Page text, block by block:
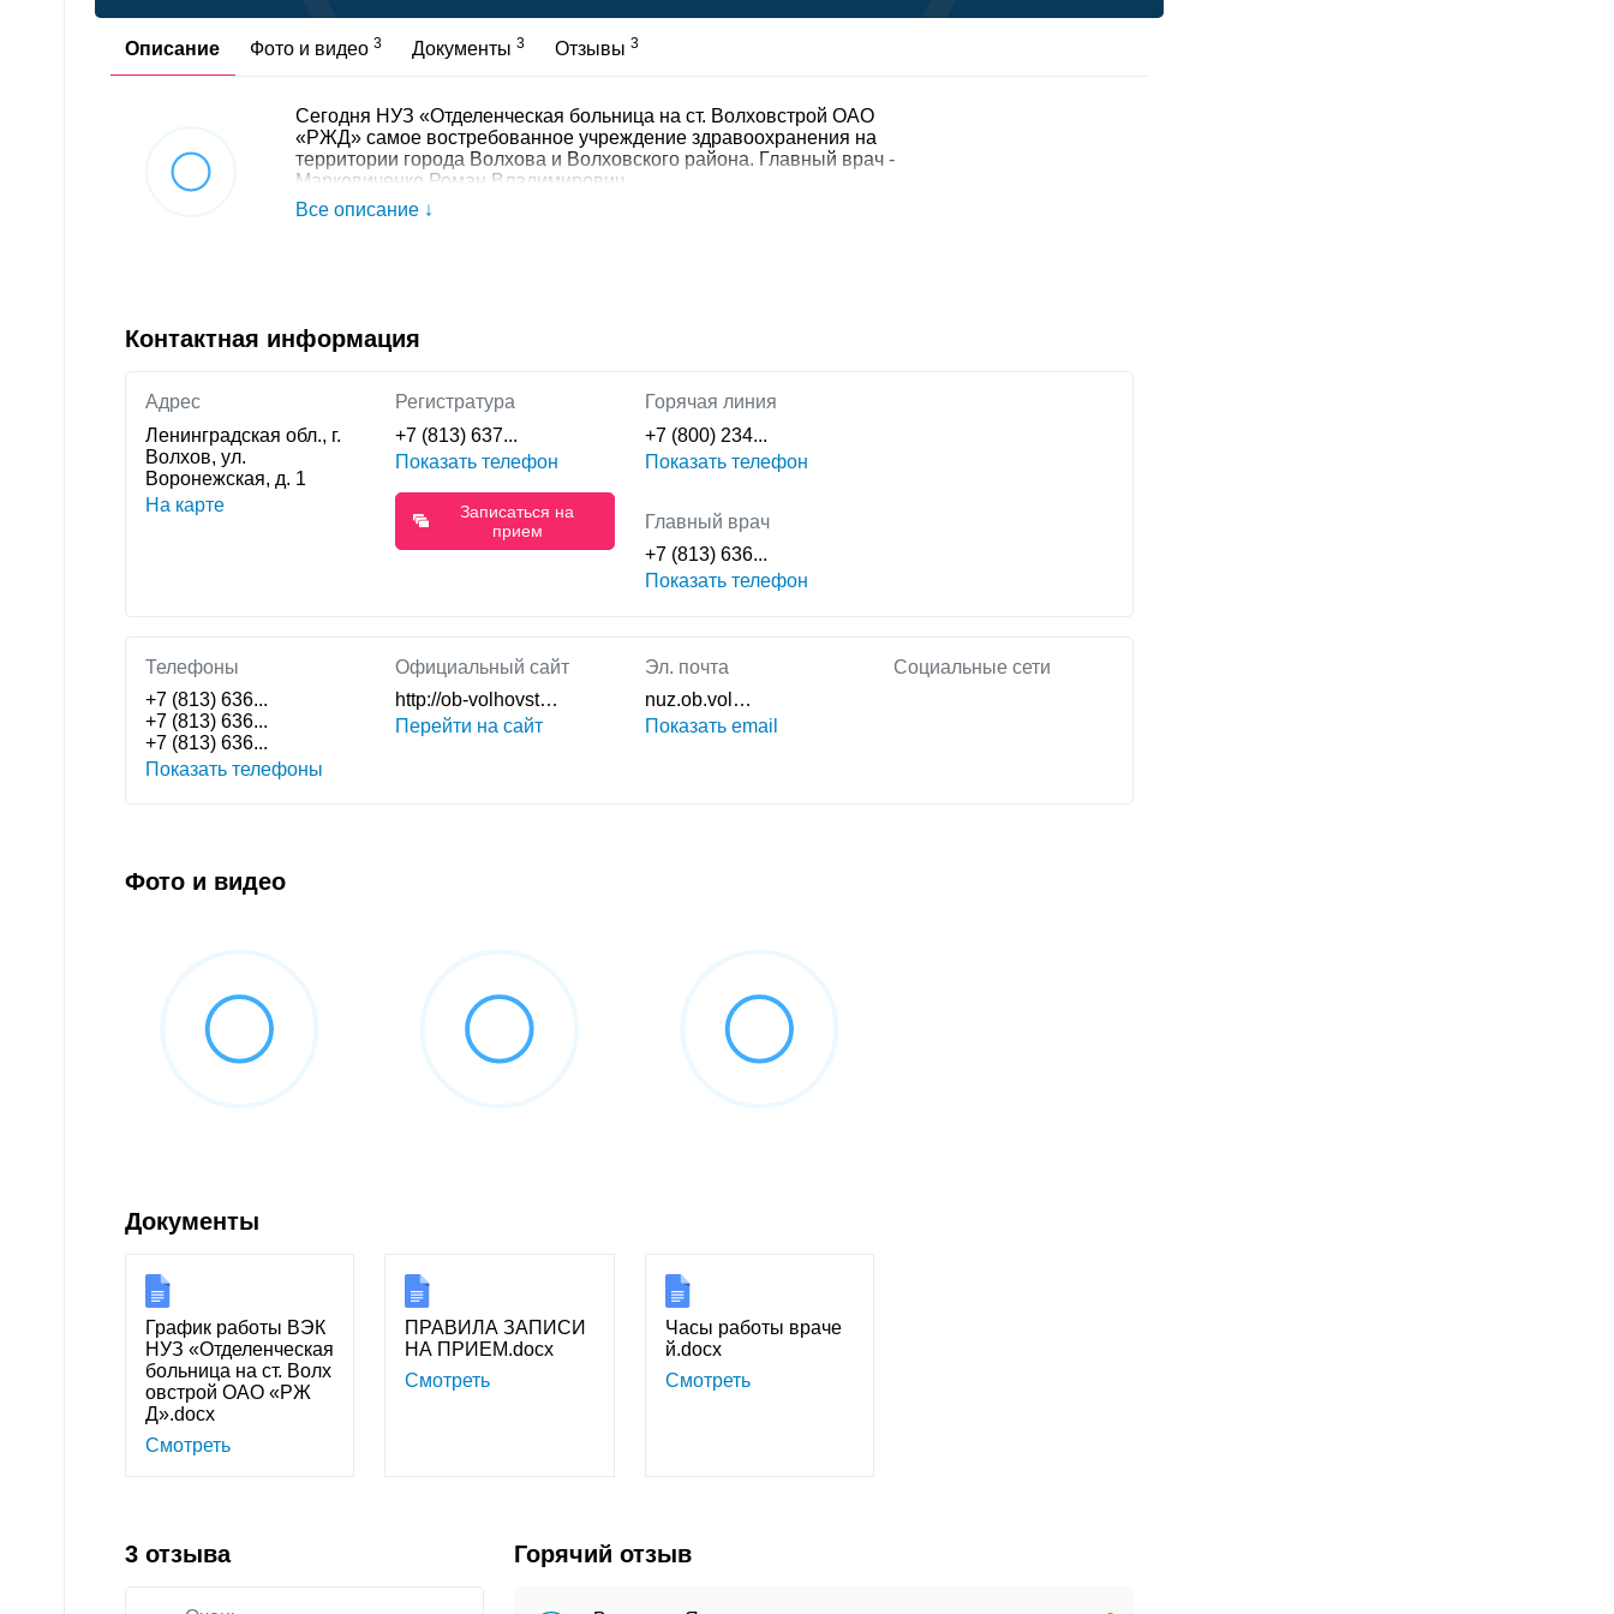
Описание Фото и видео 3 Документы 3 Отзывы 3
Сегодня НУЗ «Отделенческая больница на ст. Волховстрой ОАО
«РЖД» самое востребованное учреждение здравоохранения на
территории города Волхова и Волховского района. Главный врач -
Марковиченко Роман Владимирович
Все описание ↓
Контактная информация
Адрес
Ленинградская обл., г.
Волхов, ул.
Воронежская, д. 1
На карте
Регистратура
+7 (813) 637...
Показать телефон
Записаться на
прием
Горячая линия
+7 (800) 234...
Показать телефон
Главный врач
+7 (813) 636...
Показать телефон
Телефоны
+7 (813) 636...
+7 (813) 636...
+7 (813) 636...
Показать телефоны
Официальный сайт
http://ob-volhovst…
Перейти на сайт
Эл. почта
nuz.ob.vol…
Показать email
Социальные сети
Фото и видео
Документы
График работы ВЭК
НУЗ «Отделенческая
больница на ст. Волх
овстрой ОАО «РЖ
Д».docx
Смотреть
ПРАВИЛА ЗАПИСИ
НА ПРИЕМ.docx
Смотреть
Часы работы враче
й.docx
Смотреть
3 отзыва Горячий отзыв